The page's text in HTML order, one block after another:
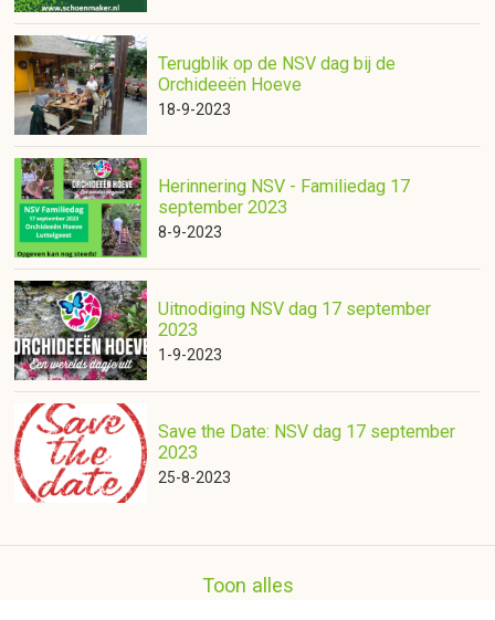
Terugblik op de NSV dag bij de
Orchideeën Hoeve
18-9-2023
Herinnering NSV - Familiedag 17
september 2023
8-9-2023
Uitnodiging NSV dag 17 september
2023
1-9-2023
Save the Date: NSV dag 17 september
2023
25-8-2023
Toon alles